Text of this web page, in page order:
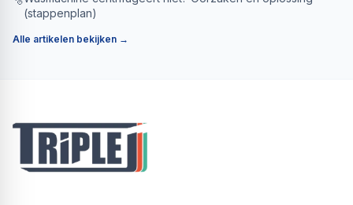
(stappenplan)
Alle artikelen bekijken →